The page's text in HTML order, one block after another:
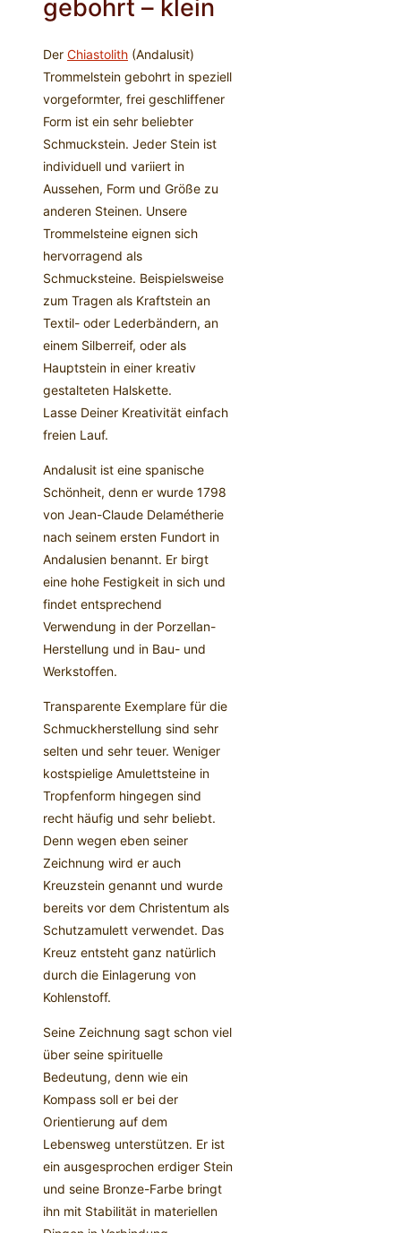
gebohrt – klein
Der Chiastolith (Andalusit)
Trommelstein gebohrt in speziell
vorgeformter, frei geschliffener
Form ist ein sehr beliebter
Schmuckstein. Jeder Stein ist
individuell und variiert in
Aussehen, Form und Größe zu
anderen Steinen. Unsere
Trommelsteine eignen sich
hervorragend als
Schmucksteine. Beispielsweise
zum Tragen als Kraftstein an
Textil- oder Lederbändern, an
einem Silberreif, oder als
Hauptstein in einer kreativ
gestalteten Halskette.
Lasse Deiner Kreativität einfach
freien Lauf.
Andalusit ist eine spanische
Schönheit, denn er wurde 1798
von Jean-Claude Delamétherie
nach seinem ersten Fundort in
Andalusien benannt. Er birgt
eine hohe Festigkeit in sich und
findet entsprechend
Verwendung in der Porzellan-
Herstellung und in Bau- und
Werkstoffen.
Transparente Exemplare für die
Schmuckherstellung sind sehr
selten und sehr teuer. Weniger
kostspielige Amulettsteine in
Tropfenform hingegen sind
recht häufig und sehr beliebt.
Denn wegen eben seiner
Zeichnung wird er auch
Kreuzstein genannt und wurde
bereits vor dem Christentum als
Schutzamulett verwendet. Das
Kreuz entsteht ganz natürlich
durch die Einlagerung von
Kohlenstoff.
Seine Zeichnung sagt schon viel
über seine spirituelle
Bedeutung, denn wie ein
Kompass soll er bei der
Orientierung auf dem
Lebensweg unterstützen. Er ist
ein ausgesprochen erdiger Stein
und seine Bronze-Farbe bringt
ihn mit Stabilität in materiellen